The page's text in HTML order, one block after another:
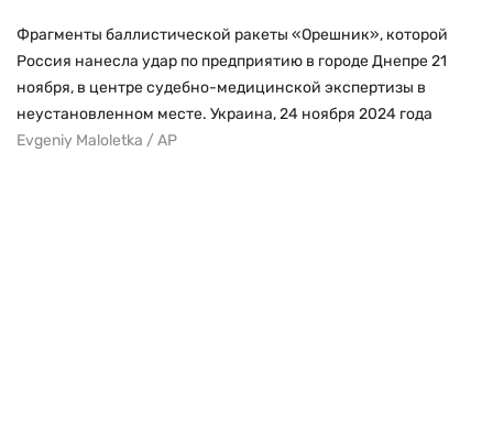
Фрагменты баллистической ракеты «Орешник», которой
Россия нанесла удар по предприятию в городе Днепре 21
ноября, в центре судебно-медицинской экспертизы в
неустановленном месте. Украина, 24 ноября 2024 года
Evgeniy Maloletka / AP